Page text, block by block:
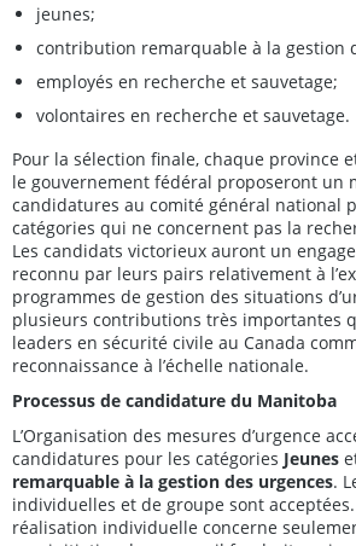
jeunes;
contribution remarquable à la gestion
employés en recherche et sauvetage;
volontaires en recherche et sauvetage.
Pour la sélection finale, chaque province
le gouvernement fédéral proposeront un
candidatures au comité général national
catégories qui ne concernent pas la
Les candidats victorieux auront un
reconnu par leurs pairs relativement à
programmes de gestion des situations
plusieurs contributions très importantes
leaders en sécurité civile au Canada
reconnaissance à l’échelle nationale.
Processus de candidature du Manitoba
L’Organisation des mesures d’urgence
candidatures pour les catégories Jeunes
remarquable à la gestion des urgences.
individuelles et de groupe sont acceptées.
réalisation individuelle concerne